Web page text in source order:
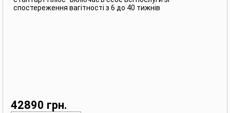
спостереження вагітності з 6 до 40 тижнів
42890 грн.